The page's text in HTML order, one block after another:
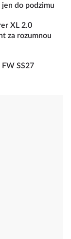
do podzimu
XL 2.0
za rozumnou
SS27